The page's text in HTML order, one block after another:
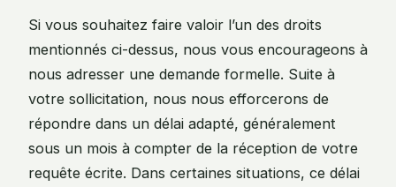
Si vous souhaitez faire valoir l’un des droits
mentionnés ci-dessus, nous vous encourageons à
nous adresser une demande formelle. Suite à
votre sollicitation, nous nous efforcerons de
répondre dans un délai adapté, généralement
sous un mois à compter de la réception de votre
requête écrite. Dans certaines situations, ce délai